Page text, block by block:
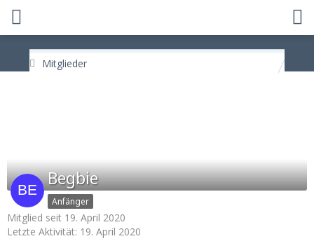
Mitglieder
Begbie
Anfänger
Mitglied seit 19. April 2020
Letzte Aktivität: 19. April 2020